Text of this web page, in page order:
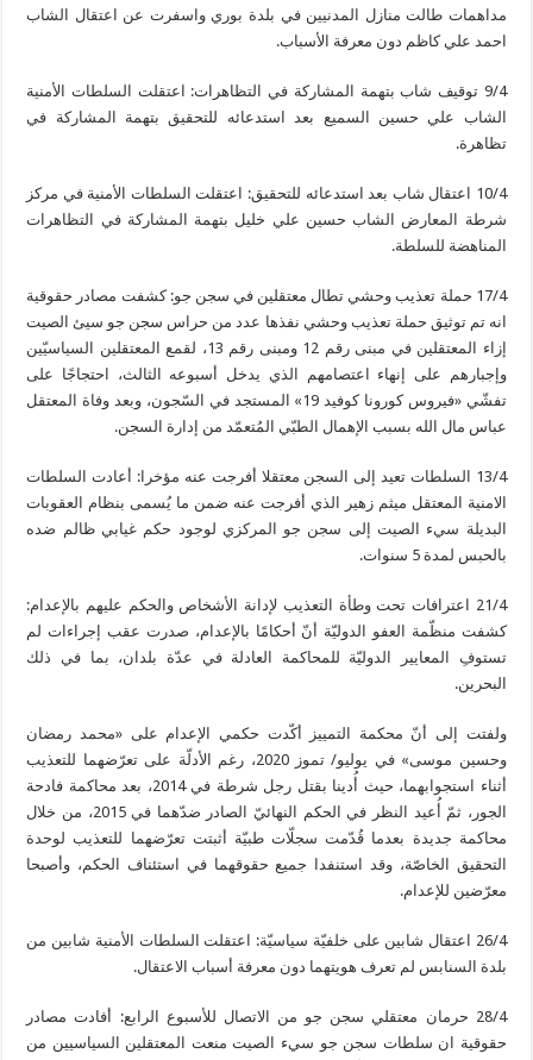
مداهمات طالت منازل المدنيين في بلدة بوري واسفرت عن اعتقال الشاب
احمد علي كاظم دون معرفة الأسباب.
9/4 توقيف شاب بتهمة المشاركة في التظاهرات: اعتقلت السلطات الأمنية
الشاب علي حسين السميع بعد استدعائه للتحقيق بتهمة المشاركة في
تظاهرة.
10/4 اعتقال شاب بعد استدعائه للتحقيق: اعتقلت السلطات الأمنية في مركز
شرطة المعارض الشاب حسين علي خليل بتهمة المشاركة في التظاهرات
المناهضة للسلطة.
‏17/4 حملة تعذيب وحشي تطال معتقلين في سجن جو: كشفت مصادر حقوقية
انه تم توثيق حملة تعذيب وحشي نفذها عدد من حراس سجن جو سيئ الصيت
إزاء المعتقلين في مبنى رقم 12 ومبنى رقم 13، لقمع المعتقلين السياسيّين
وإجبارهم على إنهاء اعتصامهم الذي يدخل أسبوعه الثالث، احتجاجًا على
تفشّي «فيروس كورونا كوفيد 19» المستجد في السّجون، وبعد وفاة المعتقل
عباس مال الله بسبب الإهمال الطبّي المُتعمّد من إدارة السجن.
13/4 السلطات تعيد إلى السجن معتقلا أفرجت عنه مؤخرا: أعادت السلطات
الامنية المعتقل ميثم زهير الذي أفرجت عنه ضمن ما يُسمى بنظام العقوبات
البديلة سيء الصيت إلى سجن جو المركزي لوجود حكم غيابي ظالم ضده
بالحبس لمدة 5 سنوات.
21/4 اعترافات تحت وطأة التعذيب لإدانة الأشخاص والحكم عليهم بالإعدام:
كشفت منظّمة العفو الدوليّة أنّ أحكامًا بالإعدام، صدرت عقب إجراءات لم
تستوفِ المعايير الدوليّة للمحاكمة العادلة في عدّة بلدان، بما في ذلك
البحرين.
ولفتت إلى أنّ محكمة التمييز أكّدت حكمي الإعدام على «محمد رمضان
وحسين موسى» في يوليو/ تموز 2020، رغم الأدلّة على تعرّضهما للتعذيب
أثناء استجوابهما، حيث أُدينا بقتل رجل شرطة في 2014، بعد محاكمة فادحة
الجور، ثمّ أُعيد النظر في الحكم النهائيّ الصادر ضدّهما في 2015، من خلال
محاكمة جديدة بعدما قُدّمت سجلّات طبيّة أثبتت تعرّضهما للتعذيب لوحدة
التحقيق الخاصّة، وقد استنفدا جميع حقوقهما في استئناف الحكم، وأصبحا
معرّضين للإعدام.
26/4 اعتقال شابين على خلفيّة سياسيّة: اعتقلت السلطات الأمنية شابين من
بلدة السنابس لم تعرف هويتهما دون معرفة أسباب الاعتقال.
28/4 حرمان معتقلي سجن جو من الاتصال للأسبوع الرابع: أفادت مصادر
حقوقية ان سلطات سجن جو سيء الصيت منعت المعتقلين السياسيين من